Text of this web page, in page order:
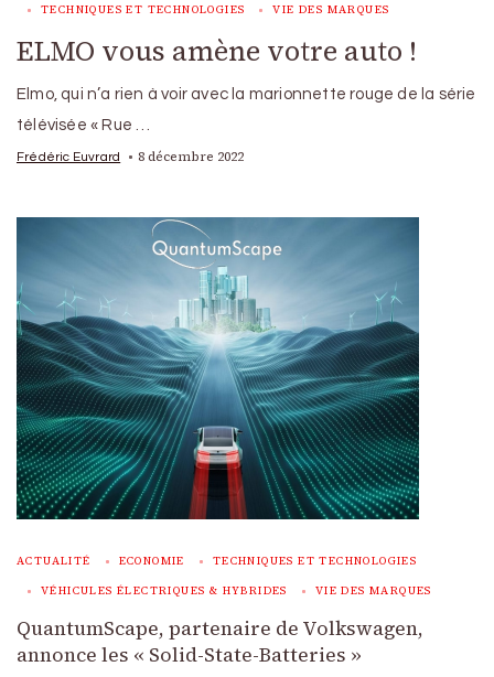
TECHNIQUES ET TECHNOLOGIES VIE DES MARQUES
ELMO vous amène votre auto !
Elmo, qui n’a rien à voir avec la marionnette rouge de la série
télévisée « Rue …
Frédéric Euvrard 8 décembre 2022
ACTUALITÉ ECONOMIE TECHNIQUES ET TECHNOLOGIES
VÉHICULES ÉLECTRIQUES & HYBRIDES VIE DES MARQUES
QuantumScape, partenaire de Volkswagen,
annonce les « Solid-State-Batteries »